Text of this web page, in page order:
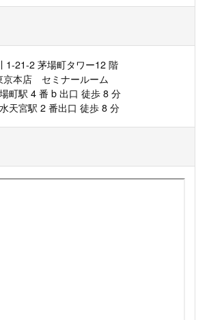
1-21-2 茅場町タワー12 階
本店 セミナールーム
町駅 4 番 b 出口 徒歩 8 分
天宮駅 2 番出口 徒歩 8 分